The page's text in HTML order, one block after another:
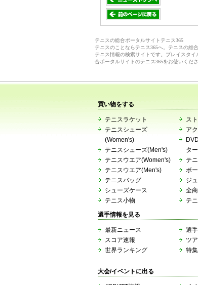
テニスの総合ポータルサイトテニス365
テニスのことならテニス365へ。テニスの総
テニス情報の検索サイトです。プレイスタ
合ポータルサイトのテニス365をお使いくだ
買い物をする
テニスラケット
テニスシューズ
(Women's)
テニスシューズ(Men's)
テニスウエア(Women's)
テニスウエア(Men's)
テニスバッグ
シューズケース
テニス小物
ス
ア
ター
テ
ボ
ジ
全
テ
選手情報を見る
最新ニュース
スコア速報
世界ランキング
選
ツ
特
大会/イベントに出る